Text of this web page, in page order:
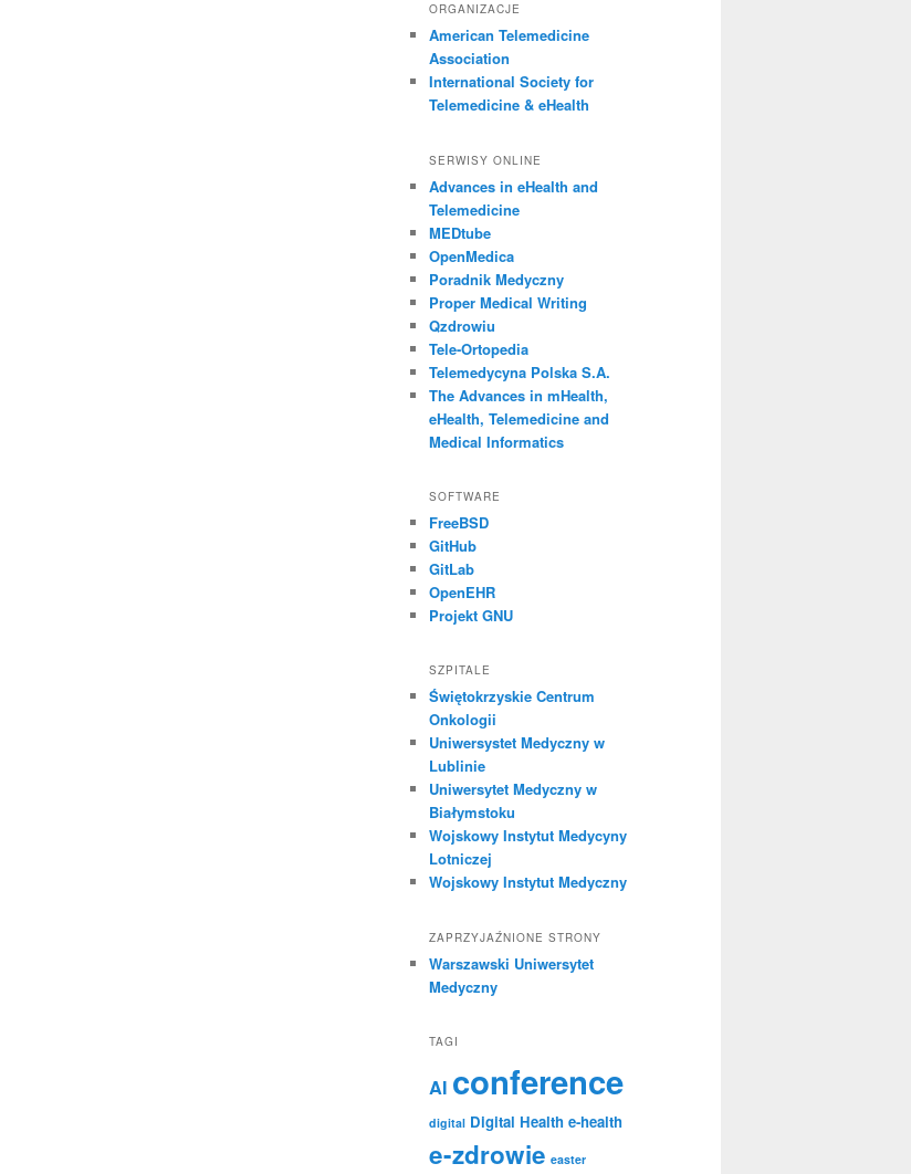
ORGANIZACJE
American Telemedicine
Association
International Society for
Telemedicine & eHealth
SERWISY ONLINE
Advances in eHealth and
Telemedicine
MEDtube
OpenMedica
Poradnik Medyczny
Proper Medical Writing
Qzdrowiu
Tele-Ortopedia
Telemedycyna Polska S.A.
The Advances in mHealth,
eHealth, Telemedicine and
Medical Informatics
SOFTWARE
FreeBSD
GitHub
GitLab
OpenEHR
Projekt GNU
SZPITALE
Świętokrzyskie Centrum
Onkologii
Uniwersystet Medyczny w
Lublinie
Uniwersytet Medyczny w
Białymstoku
Wojskowy Instytut Medycyny
Lotniczej
Wojskowy Instytut Medyczny
ZAPRZYJAŹNIONE STRONY
Warszawski Uniwersytet
Medyczny
TAGI
AI conference
digital Digital Health e-health
e-zdrowie easter